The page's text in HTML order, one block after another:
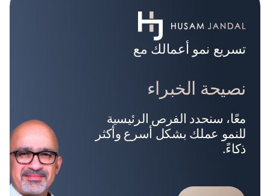
تسريع نمو أعمالك مع
نصيحة الخبراء
معًا، سنحدد الفرص الرئيسية
للنمو عملك بشكل أسرع وأكثر
ذكاءً.